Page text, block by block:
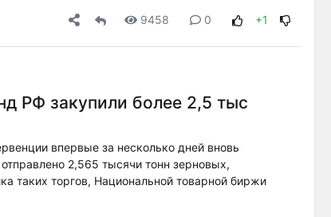
9458 0 +1
РФ закупили более 2,5 тыс
впервые за несколько дней вновь
2,565 тысячи тонн зерновых,
таких торгов, Национальной товарной биржи